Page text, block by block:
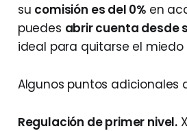
su comisión es del 0% en
puedes abrir cuenta desde
ideal para quitarse el miedo
Algunos puntos adicionales
Regulación de primer nivel.